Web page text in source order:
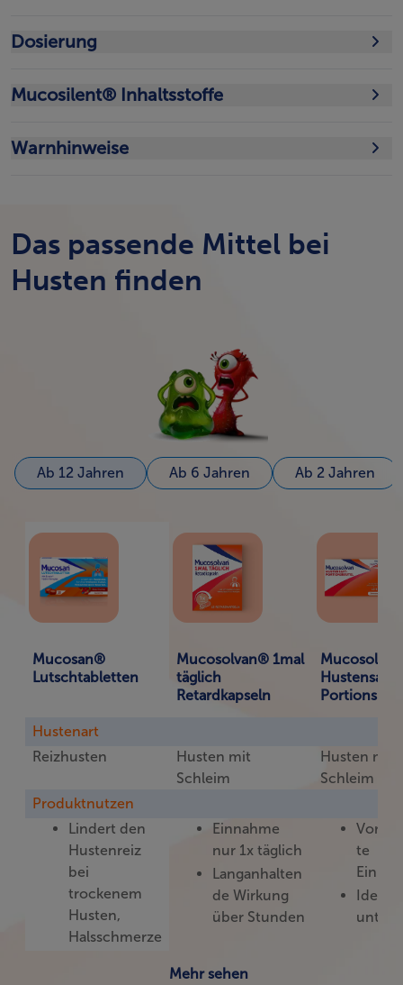
Dosierung
Mucosilent® Inhaltsstoffe
Warnhinweise
Das passende Mittel bei
Husten finden
Ab 12 Jahren Ab 6 Jahren Ab 2 Jahren
Mucosan®
Lutschtabletten
Mucosolvan® 1mal
täglich
Retardkapseln
Hustensaft-
Hustenart
Reizhusten
Husten mit
Schleim
Husten mit
Schleim
Produktnutzen
Lindert den
Hustenreiz
bei
trockenem
Husten,
Halsschmerze
Einnahme
nur 1x täglich
Langanhalten
de Wirkung
über Stunden
te
Ideal
Mehr sehen